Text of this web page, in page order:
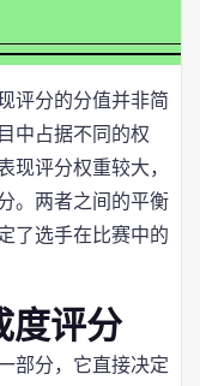
评分的分值并非简
中占据不同的权
现评分权重较大，
。两者之间的平衡
了选手在比赛中的
度评分
部分，它直接决定